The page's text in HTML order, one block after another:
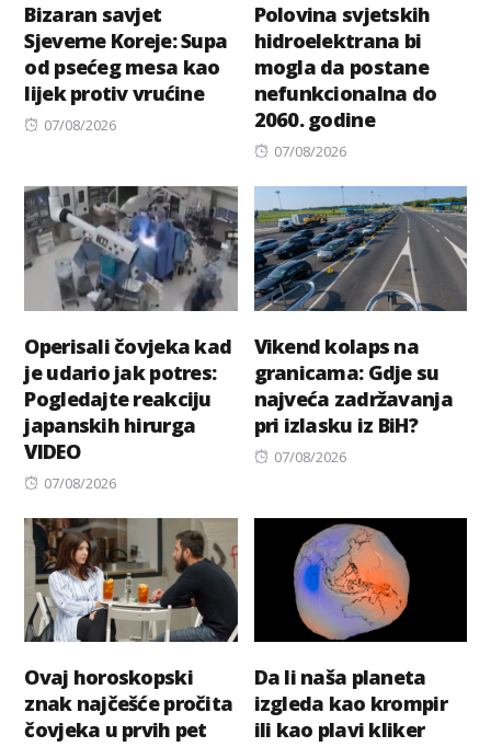
Bizaran savjet
Sjeverne Koreje: Supa
od psećeg mesa kao
lijek protiv vrućine
Posted
07/08/2026
Polovina svjetskih
hidroelektrana bi
mogla da postane
nefunkcionalna do
2060. godine
Posted
07/08/2026
Operisali čovjeka kad
je udario jak potres:
Pogledajte reakciju
japanskih hirurga
VIDEO
Posted
07/08/2026
Vikend kolaps na
granicama: Gdje su
najveća zadržavanja
pri izlasku iz BiH?
Posted
07/08/2026
Ovaj horoskopski
znak najčešće pročita
čovjeka u prvih pet
Da li naša planeta
izgleda kao krompir
ili kao plavi kliker